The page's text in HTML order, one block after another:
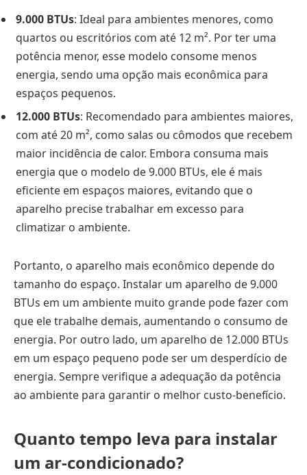
9.000 BTUs: Ideal para ambientes menores, como
quartos ou escritórios com até 12 m². Por ter uma
potência menor, esse modelo consome menos
energia, sendo uma opção mais econômica para
espaços pequenos.
12.000 BTUs: Recomendado para ambientes maiores,
com até 20 m², como salas ou cômodos que recebem
maior incidência de calor. Embora consuma mais
energia que o modelo de 9.000 BTUs, ele é mais
eficiente em espaços maiores, evitando que o
aparelho precise trabalhar em excesso para
climatizar o ambiente.
Portanto, o aparelho mais econômico depende do
tamanho do espaço. Instalar um aparelho de 9.000
BTUs em um ambiente muito grande pode fazer com
que ele trabalhe demais, aumentando o consumo de
energia. Por outro lado, um aparelho de 12.000 BTUs
em um espaço pequeno pode ser um desperdício de
energia. Sempre verifique a adequação da potência
ao ambiente para garantir o melhor custo-benefício.
Quanto tempo leva para instalar
um ar-condicionado?